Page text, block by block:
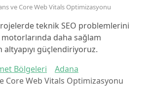
ve Core Web Vitals Optimizasyonu
teknik SEO problemlerini
daha sağlam
güçlendiriyoruz.
Bölgeleri
Adana
Core Web Vitals Optimizasyonu